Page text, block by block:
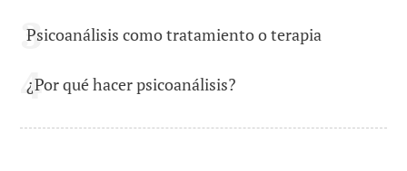
Psicoanálisis como tratamiento o terapia
¿Por qué hacer psicoanálisis?